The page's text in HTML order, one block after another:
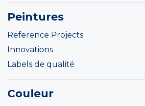
Peintures
Reference Projects
Innovations
Labels de qualité
Couleur